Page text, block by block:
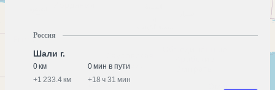
Россия
Шали г.
0 км
0 мин в пути
+1 233.4 км +18 ч 31 мин